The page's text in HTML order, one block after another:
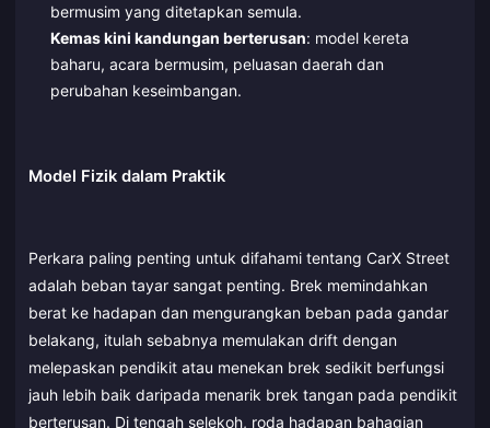
bermusim yang ditetapkan semula.
Kemas kini kandungan berterusan: model kereta
baharu, acara bermusim, peluasan daerah dan
perubahan keseimbangan.
Model Fizik dalam Praktik
Perkara paling penting untuk difahami tentang CarX Street
adalah beban tayar sangat penting. Brek memindahkan
berat ke hadapan dan mengurangkan beban pada gandar
belakang, itulah sebabnya memulakan drift dengan
melepaskan pendikit atau menekan brek sedikit berfungsi
jauh lebih baik daripada menarik brek tangan pada pendikit
berterusan. Di tengah selekoh, roda hadapan bahagian